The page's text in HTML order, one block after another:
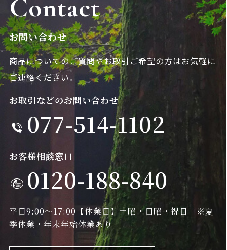
Contact
お問い合わせ
商品についてのご質問やお取引ご希望の方はお気軽に
ご連絡ください。
お取引などのお問い合わせ
077-514-1102
お客様相談窓口
0120-188-840
平日9:00～17:00 【休業日】土曜・日曜・祝日 ※夏
季休業・年末年始休業あり